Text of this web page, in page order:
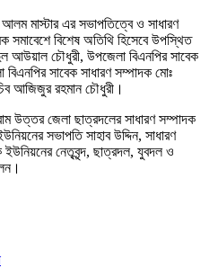
মাস্টার এর সভাপতিত্বে ও সাধারণ
সমাবেশে বিশেষ অতিথি হিসেবে উপস্থিত
আউয়াল চৌধুরী, উপজেলা বিএনপির সাবেক
সাবেক সাধারণ সম্পাদক মোঃ
আজিজুর রহমান চৌধুরী।
উত্তর জেলা ছাত্রদলের সাধারণ সম্পাদক
সভাপতি সাহাব উদ্দিন, সাধারণ
নেতৃবৃন্দ, ছাত্রদল, যুবদল ও